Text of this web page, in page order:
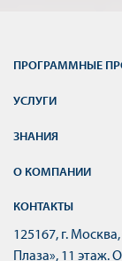
ПРОГРАММНЫЕ
УСЛУГИ
ЗНАНИЯ
О КОМПАНИИ
КОНТАКТЫ
125167, г.
Плаза», 11 этаж.